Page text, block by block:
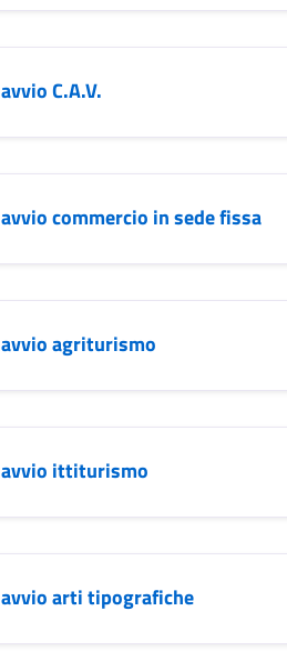
avvio C.A.V.
avvio commercio in sede fissa
avvio agriturismo
avvio ittiturismo
avvio arti tipografiche